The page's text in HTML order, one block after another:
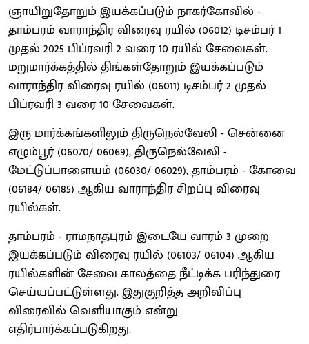
ஞாயிறுதோறும் இயக்கப்படும் நாகர்கோவில் -
தாம்பரம் வாராந்திர விரைவு ரயில் (06012) டிசம்பர் 1
முதல் 2025 பிப்ரவரி 2 வரை 10 ரயில் சேவைகள்.
மறுமார்க்கத்தில் திங்கள்தோறும் இயக்கப்படும்
வாராந்திர விரைவு ரயில் (06011) டிசம்பர் 2 முதல்
பிப்ரவரி 3 வரை 10 சேவைகள்.
இரு மார்க்கங்களிலும் திருநெல்வேலி - சென்னை
எழும்பூர் (06070/ 06069), திருநெல்வேலி -
மேட்டுப்பாளையம் (06030/ 06029), தாம்பரம் - கோவை
(06184/ 06185) ஆகிய வாராந்திர சிறப்பு விரைவு
ரயில்கள்.
தாம்பரம் - ராமநாதபுரம் இடையே வாரம் 3 முறை
இயக்கப்படும் விரைவு ரயில் (06103/ 06104) ஆகிய
ரயில்களின் சேவை காலத்தை நீட்டிக்க பரிந்துரை
செய்யப்பட்டுள்ளது. இதுகுறித்த அறிவிப்பு
விரைவில் வெளியாகும் என்று
எதிர்பார்க்கப்படுகிறது.